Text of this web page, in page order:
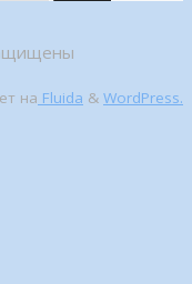
на Fluida & WordPress.